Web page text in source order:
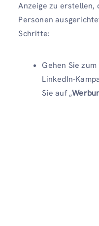
Anzeige zu erstellen,
Personen
Schritte:
Gehen Sie
LinkedIn-
Sie auf „